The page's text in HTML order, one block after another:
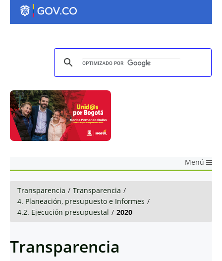
Menú
Transparencia / Transparencia /
4. Planeación, presupuesto e Informes /
4.2. Ejecución presupuestal / 2020
Transparencia